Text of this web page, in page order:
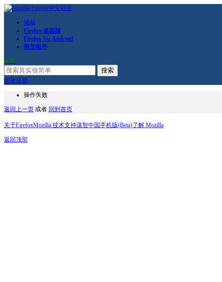
论坛
Firefox 桌面版
Firefox for Android
附加组件
RSS
搜索
登录注册
操作失败
返回上一页 或者 回到首页
关于FirefoxMozilla 技术支持谋智中国手机版(Beta)了解 Mozilla
返回顶部